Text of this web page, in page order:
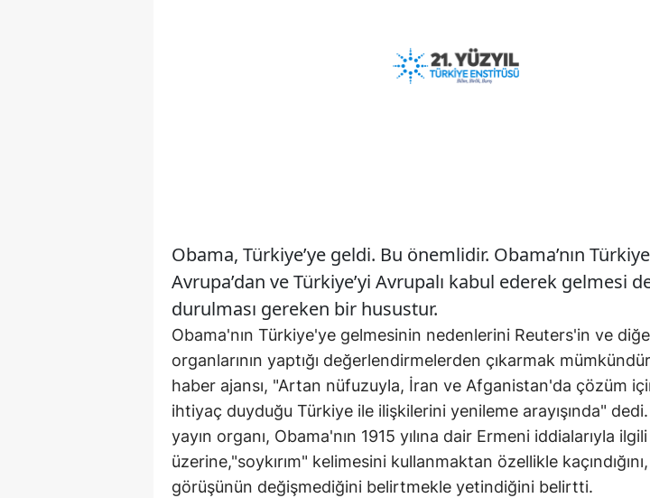
Obama, Türkiye’ye geldi. Bu önemlidir. Obama’nın
Avrupa’dan ve Türkiye’yi Avrupalı kabul ederek gelmesi
durulması gereken bir husustur.
Obama'nın Türkiye'ye gelmesinin nedenlerini Reuters'in ve
organlarının yaptığı değerlendirmelerden çıkarmak
haber ajansı, "Artan nüfuzuyla, İran ve Afganistan'da çözüm
ihtiyaç duyduğu Türkiye ile ilişkilerini yenileme arayışında"
yayın organı, Obama'nın 1915 yılına dair Ermeni iddialarıyla
üzerine,"soykırım" kelimesini kullanmaktan özellikle
görüşünün değişmediğini belirtmekle yetindiğini belirtti.